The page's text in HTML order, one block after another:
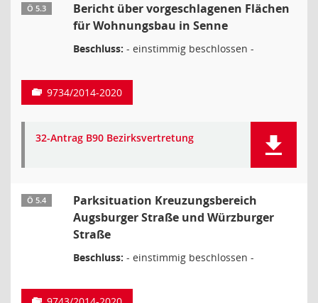
Ö 5.3
Bericht über vorgeschlagenen Flächen
für Wohnungsbau in Senne
Beschluss: - einstimmig beschlossen -
9734/2014-2020
32-Antrag B90 Bezirksvertretung
Ö 5.4
Parksituation Kreuzungsbereich
Augsburger Straße und Würzburger
Straße
Beschluss: - einstimmig beschlossen -